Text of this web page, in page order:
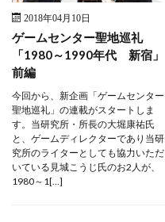
2018年04月10日
ゲームセンター聖地巡礼
「1980～1990年代 新宿」
前編
今回から、新企画「ゲームセンター
聖地巡礼」の連載がスタートしま
す。当研究所・所長の大堀康祐氏
と、ゲームディレクターであり当研
究所のライターとしても協力いただ
いている見城こうじ氏のお2人が、
1980～1[…]